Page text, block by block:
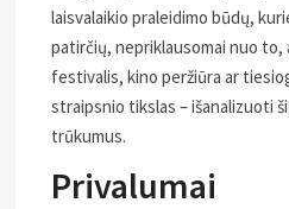
laisvalaikio praleidimo būdų,
patirčių, nepriklausomai nuo to,
festivalis, kino peržiūra ar
straipsnio tikslas – išanalizuoti
trūkumus.
Privalumai